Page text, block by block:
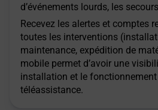
d’événements lourds, les
Recevez les alertes et comptes
toutes les interventions
maintenance, expédition de
mobile permet d’avoir une
installation et le
téléassistance.